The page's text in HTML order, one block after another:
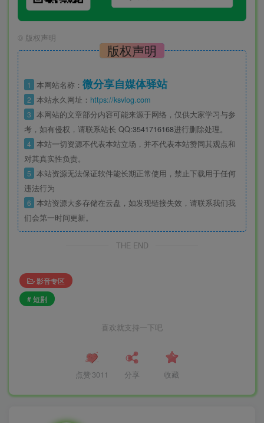
© 版权声明
版权声明
1 本网站名称： 微分享自媒体驿站
2 本站永久网址： https://ksvlog.com
3 本网站的文章部分内容可能来源于网络，仅供大家学习与参
考，如有侵权，请联系站长 QQ:3541716168进行删除处理。
4 本站一切资源不代表本站立场，并不代表本站赞同其观点和
对其真实性负责。
5 本站资源无法保证软件能长期正常使用，禁止下载用于任何
违法行为
6 本站资源大多存储在云盘，如发现链接失效，请联系我们我
们会第一时间更新。
THE END
影音专区
# 短剧
喜欢就支持一下吧
点赞 3011 分享 收藏